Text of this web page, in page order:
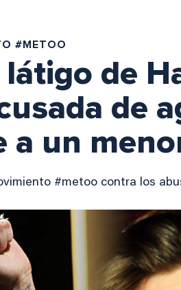
#METOO
de
de
a un
#metoo contra los